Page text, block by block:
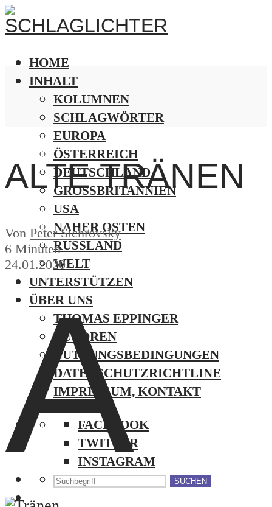
HOME
INHALT
KOLUMNEN
SCHLAGWÖRTER
EUROPA
ÖSTERREICH
DEUTSCHLAND
GROSSBRITANNIEN
USA
NAHER OSTEN
RUSSLAND
WELT
UNTERSTÜTZEN
ÜBER UNS
THOMAS EPPINGER
AUTOREN
NUTZUNGSBEDINGUNGEN
DATENSCHUTZRICHTLINE
IMPRESSUM, KONTAKT
FACEBOOK
TWITTER
INSTAGRAM
SUCHEN
ALTE TRÄNEN
Von Peter Sichrovsky
6 Minuten
24.01.2020
A